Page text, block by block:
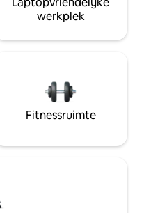
werkplek
Fitnessruimte